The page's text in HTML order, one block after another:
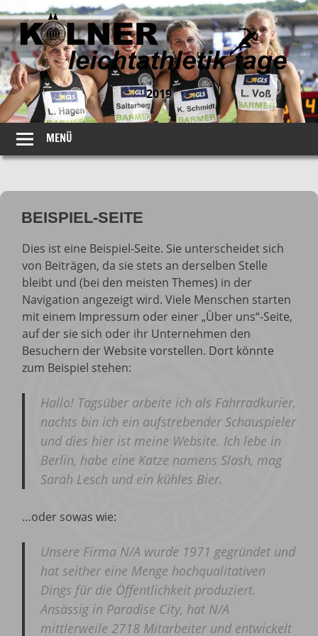
Colognerelays
–
Das
Kölner
2019
MENÜ
Zum
InhaltBEISPIEL-SEITE
Dies ist eine Beispiel-Seite. Sie unterscheidet sich
von Beiträgen, da sie stets an derselben Stelle
bleibt und (bei den meisten Themes) in der
Navigation angezeigt wird. Viele Menschen starten
mit einem Impressum oder einer „Über uns“-Seite,
auf der sie sich oder ihr Unternehmen den
Besuchern der Website vorstellen. Dort könnte
zum Beispiel stehen:
Hallo! Tagsüber arbeite ich als Fahrradkurier,
nachts bin ich ein aufstrebender Schauspieler
und dies hier ist meine Website. Ich lebe in
Berlin, habe eine Katze namens Slash, mag
Sarah Lesch und ein kühles Bier.
…oder sowas wie:
Unsere Firma N/A wurde 1971 gegründet und
hat seither eine Menge hochqualitativen
Dings für die Öffentlichkeit produziert.
Ansässig in Paradise City, hat N/A
mittlerweile 2718 Mitarbeiter und entwickelt